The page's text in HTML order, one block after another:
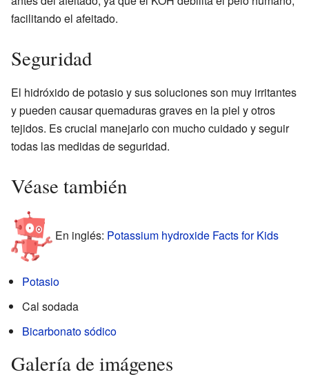
facilitando el afeitado.
Seguridad
El hidróxido de potasio y sus soluciones son muy irritantes
y pueden causar quemaduras graves en la piel y otros
tejidos. Es crucial manejarlo con mucho cuidado y seguir
todas las medidas de seguridad.
Véase también
En inglés: Potassium hydroxide Facts for Kids
Potasio
Cal sodada
Bicarbonato sódico
Galería de imágenes